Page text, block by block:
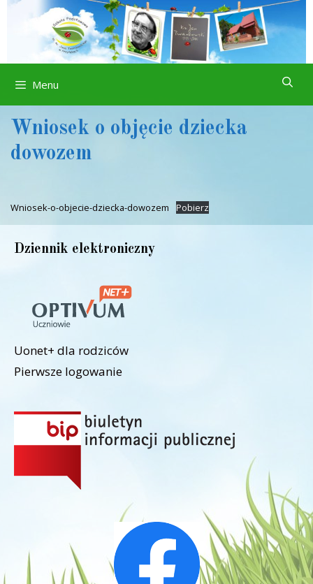
Przejdź
Menu
Wniosek o objęcie dziecka
dowozem
Wniosek-o-objecie-dziecka-dowozem Pobierz
Dziennik elektroniczny
Uonet+ dla rodziców
Pierwsze logowanie